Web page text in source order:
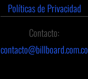
Políticas de Privacidad
Contacto:
contacto@billboard.com.co